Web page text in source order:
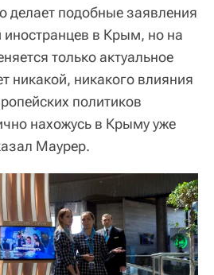
делает подобные заявления
иностранцев в Крым, но на
только актуальное
никакой, никакого влияния
политиков
нахожусь в Крыму уже
Маурер.